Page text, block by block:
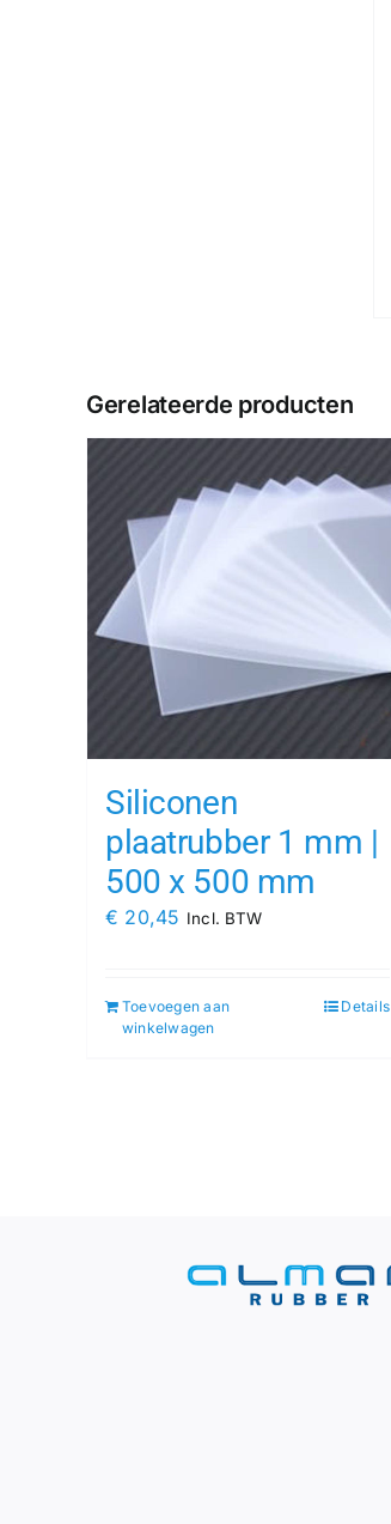
Gerelateerde producten
Siliconen
plaatrubber 1 mm |
500 x 500 mm
€ 20,45 Incl. BTW
Toevoegen aan
winkelwagen
Details